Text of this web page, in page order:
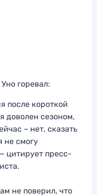
горевал:
после короткой
доволен сезоном,
– нет, сказать
не смогу
цитирует пресс-
не поверил, что